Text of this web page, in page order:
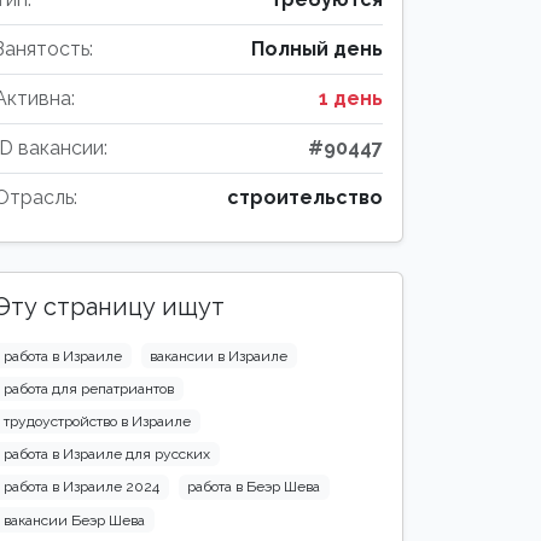
Полный день
1 день
вакансии: #90447
строительство
страницу ищут
работа в Израиле
вакансии в Израиле
работа для репатриантов
трудоустройство в Израиле
работа в Израиле для русских
работа в Израиле 2024
работа в Беэр Шева
вакансии Беэр Шева